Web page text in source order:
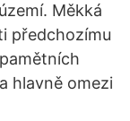
Měkká
předchozímu
hlavně omezi